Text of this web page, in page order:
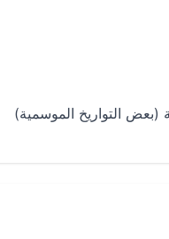
(بعض التواريخ الموسمية)